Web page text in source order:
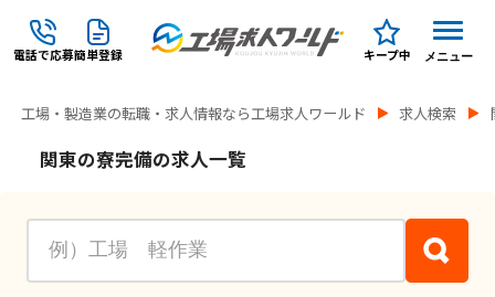
電話で応募簡単登録 キープ中 メニュー
工場・製造業の転職・求人情報なら工場求人ワールド 求人検索
関東の寮完備の求人一覧